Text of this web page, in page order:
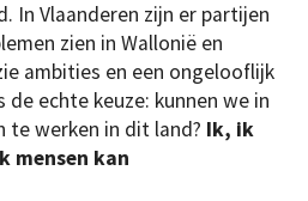
In Vlaanderen zijn er partijen
zien in Wallonië en
ambities en een ongelooflijk
echte keuze: kunnen we in
te werken in dit land? Ik, ik
mensen kan